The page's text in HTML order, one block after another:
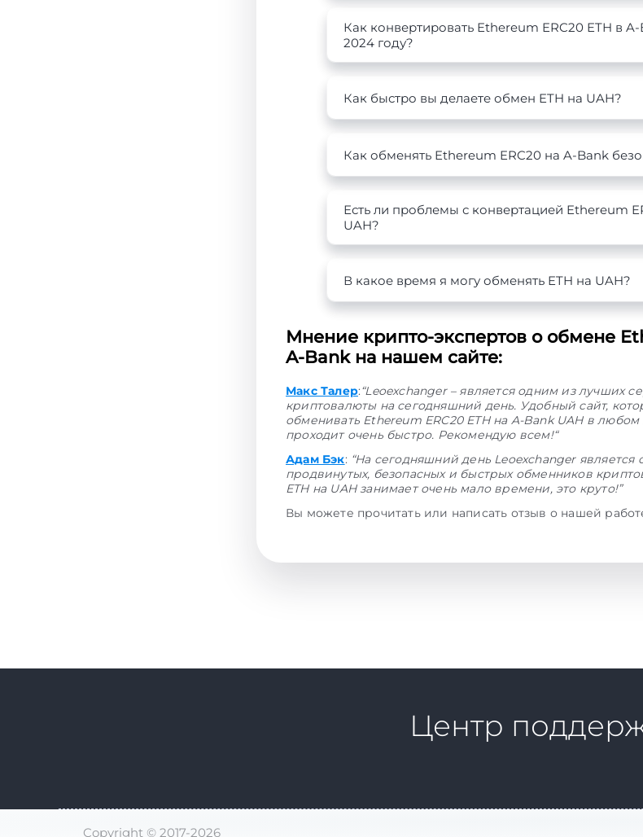
Как конвертировать Ethereum ERC20 ETH в
2024 году?
Как быстро вы делаете обмен ETH на UAH?
Как обменять Ethereum ERC20 на A-Bank
Есть ли проблемы с конвертацией Ethereum
UAH?
В какое время я могу обменять ETH на UAH?
Мнение крипто-экспертов о обмене
A-Bank на нашем сайте:
Макс Талер:“Leoexchanger – является одним из лучших
криптовалюты на сегодняшний день. Удобный сайт,
обменивать Ethereum ERC20 ETH на A-Bank UAH в
проходит очень быстро. Рекомендую всем!“
Адам Бэк: “На сегодняшний день Leoexchanger является
продвинутых, безопасных и быстрых обменников
ETH на UAH занимает очень мало времени, это круто!”
Вы можете прочитать или написать отзыв о нашей
Центр
Copyright © 2017-2026